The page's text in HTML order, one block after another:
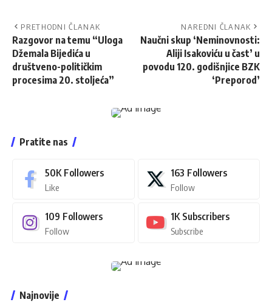
PRETHODNI ČLANAK
Razgovor na temu “Uloga
Džemala Bijedića u
društveno-političkim
procesima 20. stoljeća”
NAREDNI ČLANAK
Naučni skup ‘Neminovnosti:
Aliji Isakoviću u čast’ u
povodu 120. godišnjice BZK
‘Preporod’
Pratite nas
50K Followers
Like
163 Followers
Follow
109 Followers
Follow
1K Subscribers
Subscribe
Najnovije